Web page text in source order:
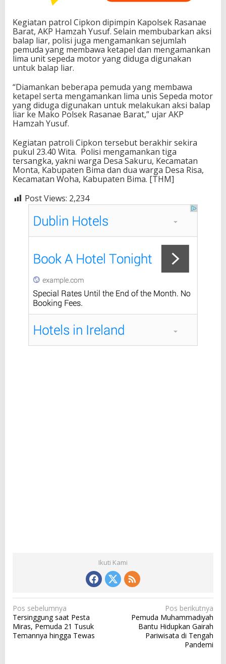
Kegiatan patrol Cipkon dipimpin Kapolsek Rasanae
Barat, AKP Hamzah Yusuf. Selain membubarkan aksi
balap liar, polisi juga mengamankan sejumlah
pemuda yang membawa ketapel dan mengamankan
lima unit sepeda motor yang diduga digunakan
untuk balap liar.
“Diamankan beberapa pemuda yang membawa
ketapel serta mengamankan lima unis Sepeda motor
yang diduga digunakan untuk melakukan aksi balap
liar ke Mako Polsek Rasanae Barat,” ujar AKP
Hamzah Yusuf.
Kegiatan patroli Cipkon tersebut berakhir sekira
pukul 23.40 Wita. Polisi mengamankan tiga
tersangka, yakni warga Desa Sakuru, Kecamatan
Monta, Kabupaten Bima dan dua warga Desa Risa,
Kecamatan Woha, Kabupaten Bima. [THM]
Post Views: 2,234
Ikuti Kami
N
a
v
Pos sebelumnya
Tersinggung saat Pesta
Miras, Pemuda 21 Tusuk
Temannya hingga Tewas
Pos berikutnya
Pemuda Muhammadiyah
Bantu Hidupkan Gairah
Pariwisata di Tengah
Pandemi